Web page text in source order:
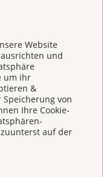
Website
und
um ihr
&
Speicherung von
Ihre Cookie-
zuunterst auf der